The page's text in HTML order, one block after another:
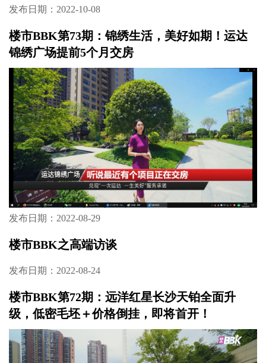
发布日期：2022-10-21
楼市BBK第74期：这个180㎡起的纯住区项目，
摸到了洋湖改善的天花板！
发布日期：2022-10-21
楼市BBK之长沙高端改善房推荐
发布日期：2022-10-08
楼市BBK第73期：锦绣生活，美好如期！运达
锦绣广场提前5个月交房
发布日期：2022-08-29